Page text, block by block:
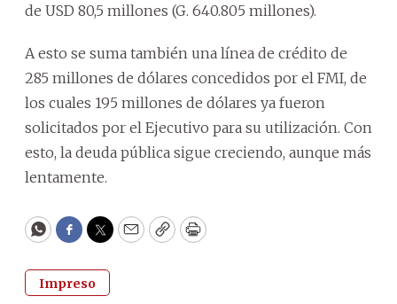
de USD 80,5 millones (G. 640.805 millones).
A esto se suma también una línea de crédito de
285 millones de dólares concedidos por el FMI, de
los cuales 195 millones de dólares ya fueron
solicitados por el Ejecutivo para su utilización. Con
esto, la deuda pública sigue creciendo, aunque más
lentamente.
WhatsApp
Facebook
Twitter
EmailCopyPrint
Impreso